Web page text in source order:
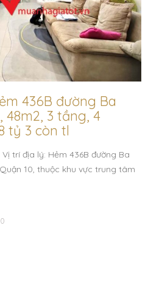
436B đường Ba
48m2, 3 tầng, 4
tỷ 3 còn tl
trí địa lý: Hẻm 436B đường Ba
10, thuộc khu vực trung tâm